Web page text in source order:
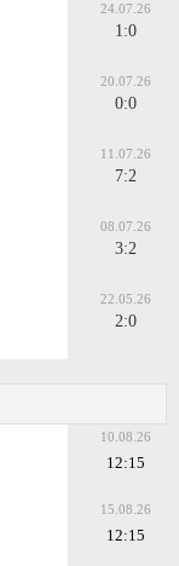
24.07.26
1:0
20.07.26
0:0
11.07.26
7:2
08.07.26
3:2
22.05.26
2:0
10.08.26
12:15
15.08.26
12:15